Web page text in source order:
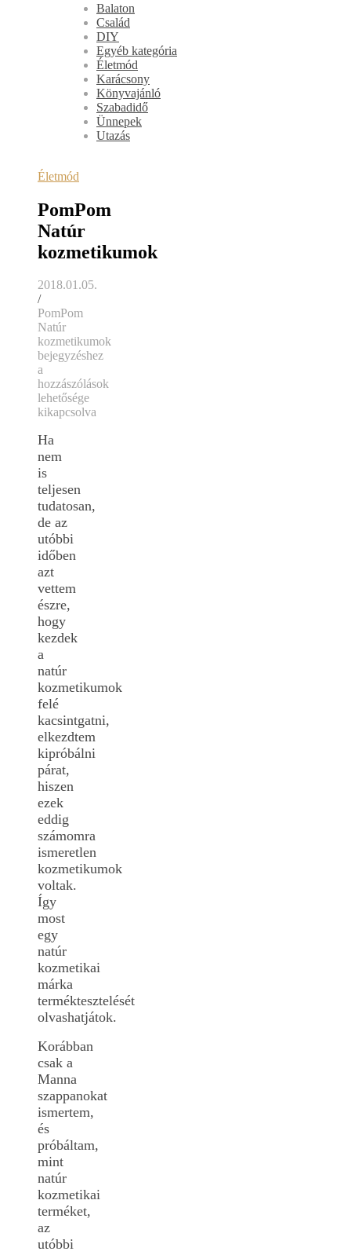
Balaton
Család
DIY
Egyéb kategória
Életmód
Karácsony
Könyvajánló
Szabadidő
Ünnepek
Utazás
Életmód
PomPom
Natúr
kozmetikumok
2018.01.05.
/
PomPom
Natúr
kozmetikumok
bejegyzéshez
a
hozzászólások
lehetősége
kikapcsolva
Ha
nem
is
teljesen
tudatosan,
de az
utóbbi
időben
azt
vettem
észre,
hogy
kezdek
a
natúr
kozmetikumok
felé
kacsintgatni,
elkezdtem
kipróbálni
párat,
hiszen
ezek
eddig
számomra
ismeretlen
kozmetikumok
voltak.
Így
most
egy
natúr
kozmetikai
márka
terméktesztelését
olvashatjátok.
Korábban
csak a
Manna
szappanokat
ismertem,
és
próbáltam,
mint
natúr
kozmetikai
terméket,
az
utóbbi